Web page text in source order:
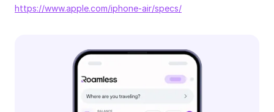
https://www.apple.com/iphone-air/specs/